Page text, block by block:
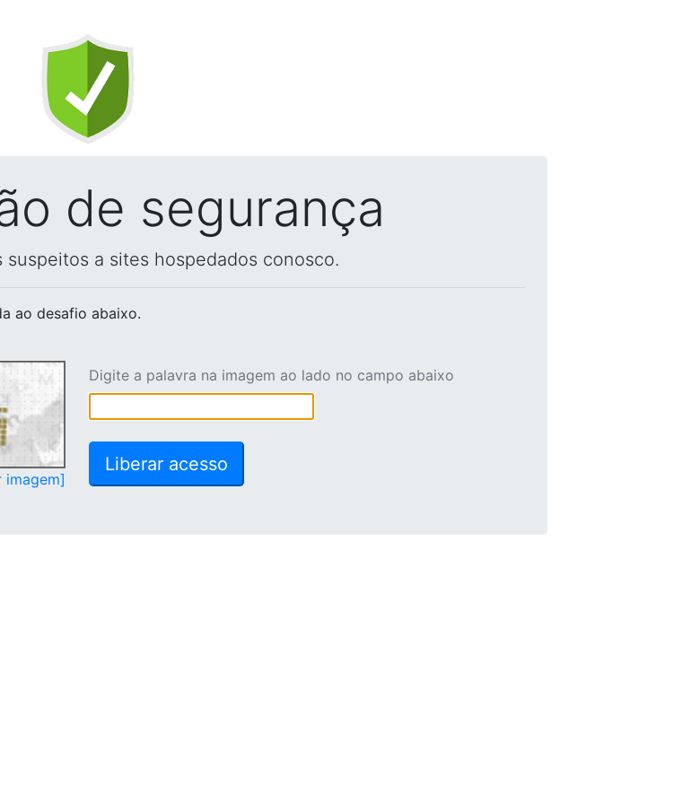
de segurança
a sites hospedados conosco.
ao desafio abaixo.
imagem]
Digite a palavra na imagem ao lado no campo abaixo